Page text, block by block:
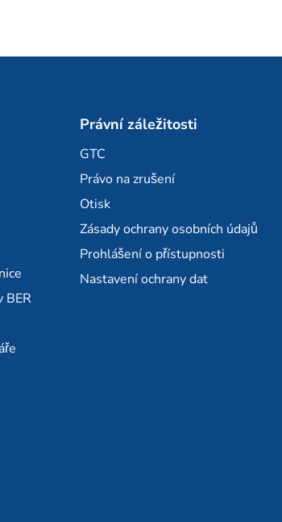
BER
Právní záležitosti
GTC
Právo na zrušení
Otisk
Zásady ochrany osobních údajů
Prohlášení o přístupnosti
Nastavení ochrany dat